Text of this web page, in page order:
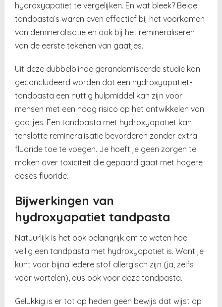
hydroxyapatiet te vergelijken. En wat bleek? Beide
tandpasta’s waren even effectief bij het voorkomen
van demineralisatie en ook bij het remineraliseren
van de eerste tekenen van gaatjes.
Uit deze dubbelblinde gerandomiseerde studie kan
geconcludeerd worden dat een hydroxyapatiet-
tandpasta een nuttig hulpmiddel kan zijn voor
mensen met een hoog risico op het ontwikkelen van
gaatjes. Een tandpasta met hydroxyapatiet kan
tenslotte remineralisatie bevorderen zonder extra
fluoride toe te voegen. Je hoeft je geen zorgen te
maken over toxiciteit die gepaard gaat met hogere
doses fluoride.
Bijwerkingen van
hydroxyapatiet tandpasta
Natuurlijk is het ook belangrijk om te weten hoe
veilig een tandpasta met hydroxyapatiet is. Want je
kunt voor bijna iedere stof allergisch zijn (ja, zelfs
voor wortelen), dus ook voor deze tandpasta.
Gelukkig is er tot op heden geen bewijs dat wijst op